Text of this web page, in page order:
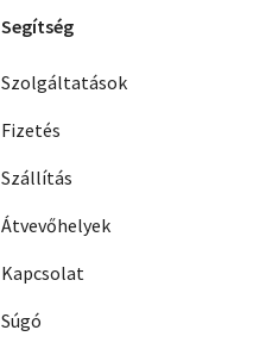
Segítség
Szolgáltatások
Fizetés
Szállítás
Átvevőhelyek
Kapcsolat
Súgó